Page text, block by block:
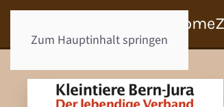
Zum Hauptinhalt springen
Home